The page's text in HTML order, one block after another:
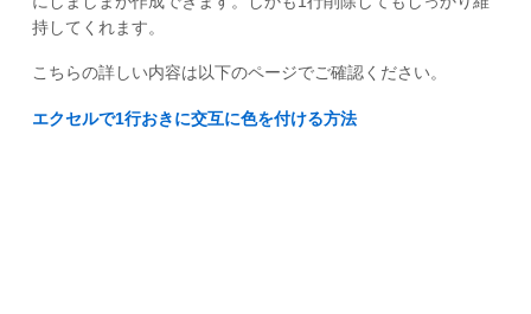
持してくれます。
こちらの詳しい内容は以下のページでご確認ください。
エクセルで1行おきに交互に色を付ける方法